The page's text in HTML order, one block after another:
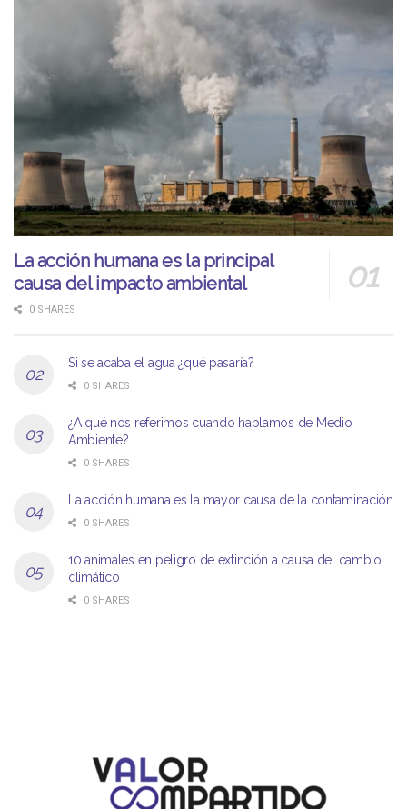
La acción humana es la principal
causa del impacto ambiental
0 SHARES
Si se acaba el agua ¿qué pasaría?
0 SHARES
¿A qué nos referimos cuando hablamos de Medio
Ambiente?
0 SHARES
La acción humana es la mayor causa de la contaminación
0 SHARES
10 animales en peligro de extinción a causa del cambio
climático
0 SHARES